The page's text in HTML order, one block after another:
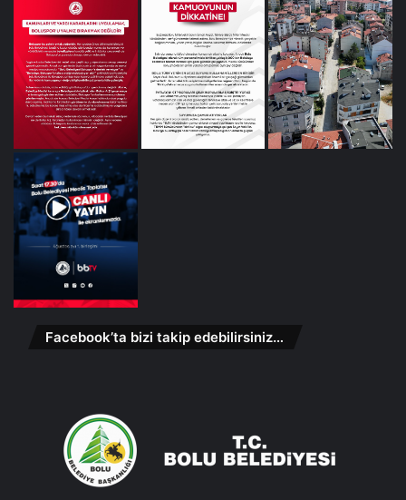
Facebook’ta bizi takip edebilirsiniz…